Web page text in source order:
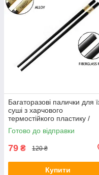
Багаторазові палички для
суші з харчового
термостійкого пластику /
Золото
Готово до відправки
79 ₴ 120 ₴
Купити